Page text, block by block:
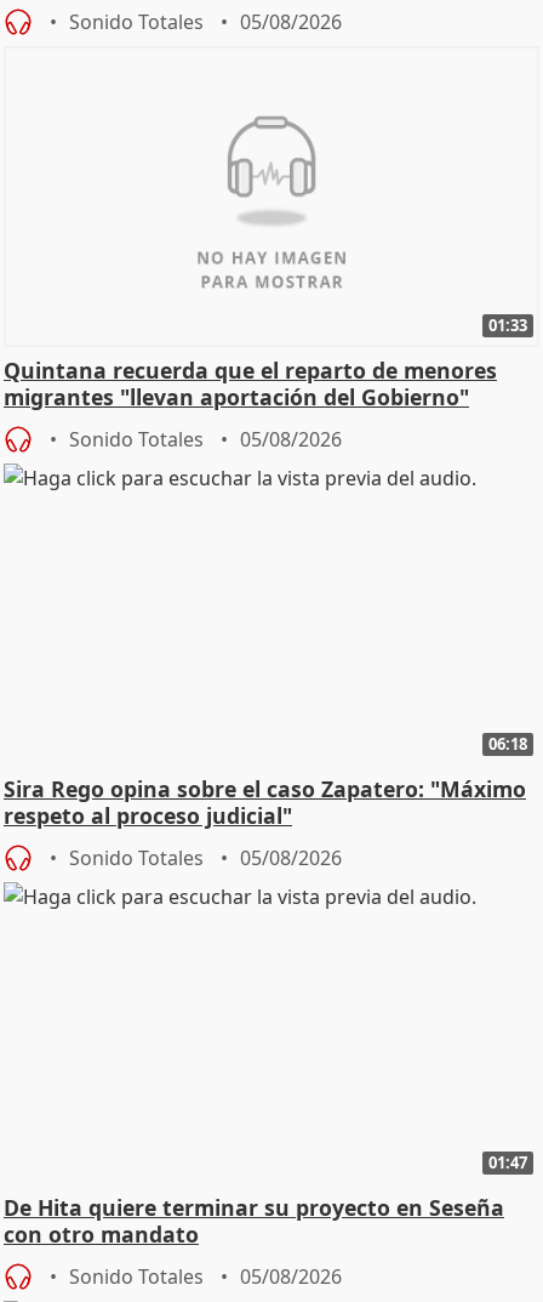
Sonido Totales 05/08/2026
01:33
Quintana recuerda que el reparto de menores
migrantes "llevan aportación del Gobierno"
central
Sonido Totales 05/08/2026
06:18
Sira Rego opina sobre el caso Zapatero: "Máximo
respeto al proceso judicial"
Sonido Totales 05/08/2026
01:47
De Hita quiere terminar su proyecto en Seseña
con otro mandato
Sonido Totales 05/08/2026